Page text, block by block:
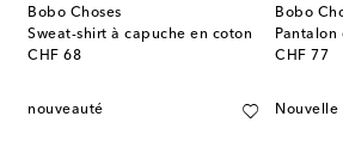
Bobo Choses
Sweat-shirt à capuche en coton
CHF 68
original price
Bobo
CHF 77
original
nouveauté Nouvelle